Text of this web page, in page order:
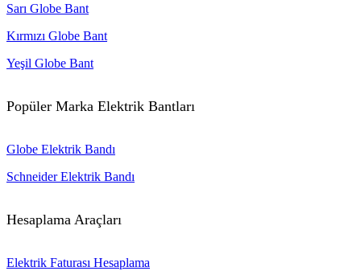
Sarı Globe Bant
Kırmızı Globe Bant
Yeşil Globe Bant
Popüler Marka Elektrik Bantları
Globe Elektrik Bandı
Schneider Elektrik Bandı
Hesaplama Araçları
Elektrik Faturası Hesaplama